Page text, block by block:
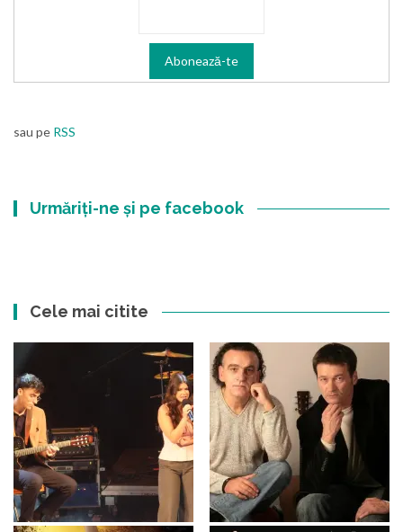
sau pe RSS
Urmăriți-ne și pe facebook
Cele mai citite